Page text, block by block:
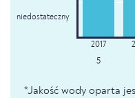
niedostateczny
5
*Jakość wody oparta